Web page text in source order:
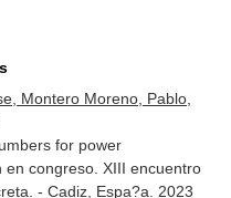
Montero Moreno, Pablo,
for power
en congreso. XIII encuentro
- Cadiz, Espa?a. 2023